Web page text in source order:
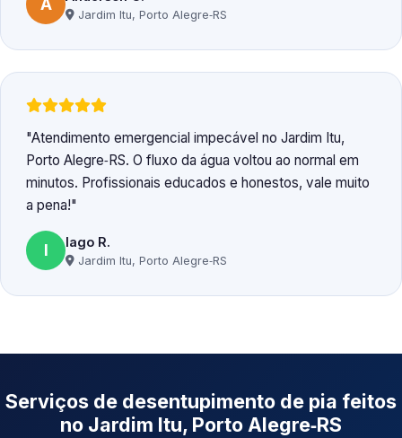
A
Jardim Itu, Porto Alegre‑RS
Atendimento emergencial impecável no Jardim Itu,
Porto Alegre‑RS. O fluxo da água voltou ao normal em
minutos. Profissionais educados e honestos, vale muito
a pena!
I Iago R.
Jardim Itu, Porto Alegre‑RS
Serviços de desentupimento de pia feitos
no Jardim Itu, Porto Alegre‑RS